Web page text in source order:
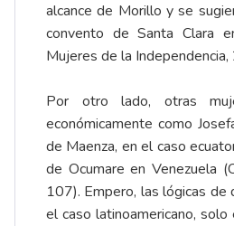
alcance de Morillo y se
convento de Santa Clara
Mujeres de la
Por otro lado, otras
económicamente como
de Maenza, en el caso
de Ocumare en Venezuela
107). Empero, las lógicas de
el caso latinoamericano,